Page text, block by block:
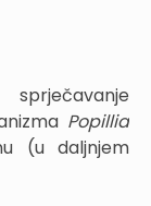
Popillia
(u daljnjem